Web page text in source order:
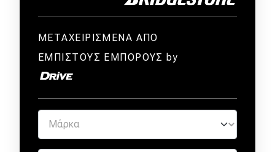
ΜΕΤΑΧΕΙΡΙΣΜΕΝΑ ΑΠΟ
ΕΜΠΙΣΤΟΥΣ ΕΜΠΟΡΟΥΣ by